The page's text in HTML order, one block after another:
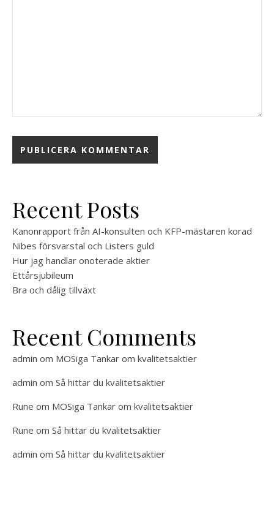
Recent Posts
Kanonrapport från AI-konsulten och KFP-mästaren korad
Nibes försvarstal och Listers guld
Hur jag handlar onoterade aktier
Ettårsjubileum
Bra och dålig tillväxt
Recent Comments
admin om MOSiga Tankar om kvalitetsaktier
admin om Så hittar du kvalitetsaktier
Rune om MOSiga Tankar om kvalitetsaktier
Rune om Så hittar du kvalitetsaktier
admin om Så hittar du kvalitetsaktier